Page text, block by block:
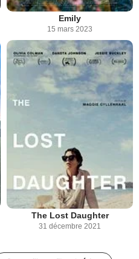
Emily
15 mars 2023
The Lost Daughter
31 décembre 2021